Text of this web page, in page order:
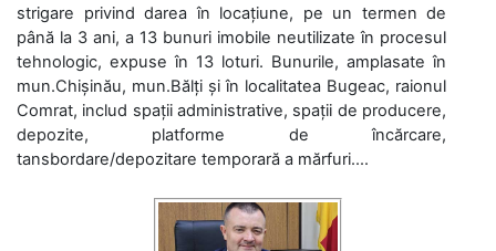
strigare privind darea în locațiune, pe un termen de
până la 3 ani, a 13 bunuri imobile neutilizate în procesul
tehnologic, expuse în 13 loturi. Bunurile, amplasate în
mun.Chișinău, mun.Bălți și în localitatea Bugeac, raionul
Comrat, includ spații administrative, spații de producere,
depozite, platforme de încărcare,
tansbordare/depozitare temporară a mărfuri....